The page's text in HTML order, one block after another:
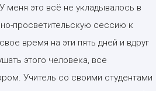
меня это всё не укладывалось в
просветительскую сессию к
время на эти пять дней и вдруг
этого человека, все
Учитель со своими студентами